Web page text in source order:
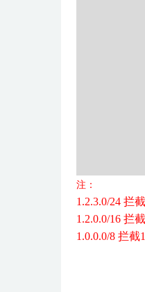
注：
1.2.3.0/24 拦
1.2.0.0/16 拦
1.0.0.0/8 拦